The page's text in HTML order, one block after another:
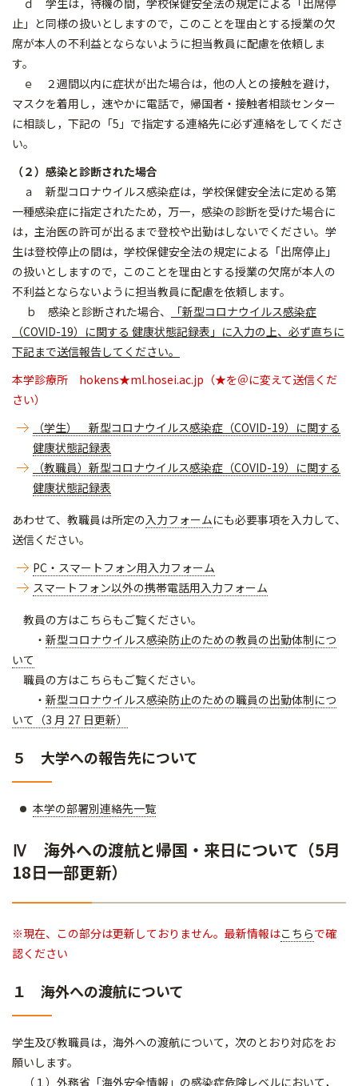
ｄ 学生は，待機の間，学校保健安全法の規定による「出席停
止」と同様の扱いとしますので，このことを理由とする授業の欠
席が本人の不利益とならないように担当教員に配慮を依頼しま
す。
ｅ ２週間以内に症状が出た場合は，他の人との接触を避け，
マスクを着用し，速やかに電話で，帰国者・接触者相談センター
に相談し，下記の「5」で指定する連絡先に必ず連絡をしてくださ
い。
（２）感染と診断された場合
ａ 新型コロナウイルス感染症は，学校保健安全法に定める第
一種感染症に指定されたため，万一，感染の診断を受けた場合に
は，主治医の許可が出るまで登校や出勤はしないでください。学
生は登校停止の間は，学校保健安全法の規定による「出席停止」
の扱いとしますので，このことを理由とする授業の欠席が本人の
不利益とならないように担当教員に配慮を依頼します。
​​​ ​​​​ｂ 感染と診断された場合、
「新型コロナウイルス感染症
（COVID-19）に関する 健康状態記録表」に入力の上、必ず直ちに
下記まで送信報告してください。
本学診療所 hokens★ml.hosei.ac.jp（★を＠に変えて送信くだ
さい）
（学生） 新型コロナウイルス感染症（COVID-19）に関する
健康状態記録表
（教職員）新型コロナウイルス感染症（COVID-19）に関する
健康状態記録表
あわせて、教職員は所定の入力フォームにも必要事項を入力して、
送信ください。
PC・スマートフォン用入力フォーム
スマートフォン以外の携帯電話用入力フォーム
教員の方はこちらもご覧ください。
・ 新型コロナウイルス感染防止のための教員の出勤体制につ
いて
職員の方はこちらもご覧ください。
・ 新型コロナウイルス感染防止のための職員の出勤体制につ
いて（3 月 27 日更新）
５ 大学への報告先について
本学の部署別連絡先一覧
Ⅳ 海外への渡航と帰国・来日について（5月
18日一部更新）
※現在、この部分は更新しておりません。最新情報はこちらで確
認ください
１ 海外への渡航について
学生及び教職員は，海外への渡航について，次のとおり対応をお
願いします。
（１）外務省「海外安全情報」の感染症危険レベルにおいて，